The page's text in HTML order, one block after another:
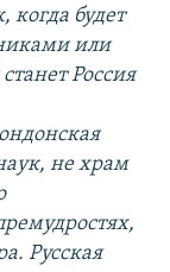
когда будет
или
Россия
не храм
Русская